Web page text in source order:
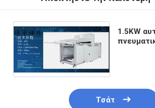
υπερηχητική ράβοντας μηχανή
φίλτρο αέρα Μηχανή κατασκευής
Φίλτρο τσαντών Hepa
1.5KW
Τσάτ